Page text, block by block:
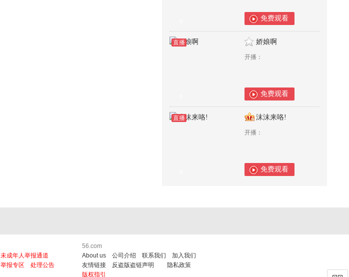
免费观看
直播 娇娘啊
开播：
免费观看
直播 沫沫来咯!
开播：
免费观看
未成年人举报通道
举报专区
处理公告
56.com
About us
公司介绍 联系我们
加入我们
友情链接
反盗版盗链声明
隐私政策
版权指引